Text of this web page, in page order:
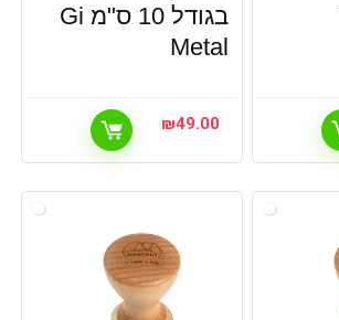
בגודל 10 ס"מ Gi
Metal
₪49.00